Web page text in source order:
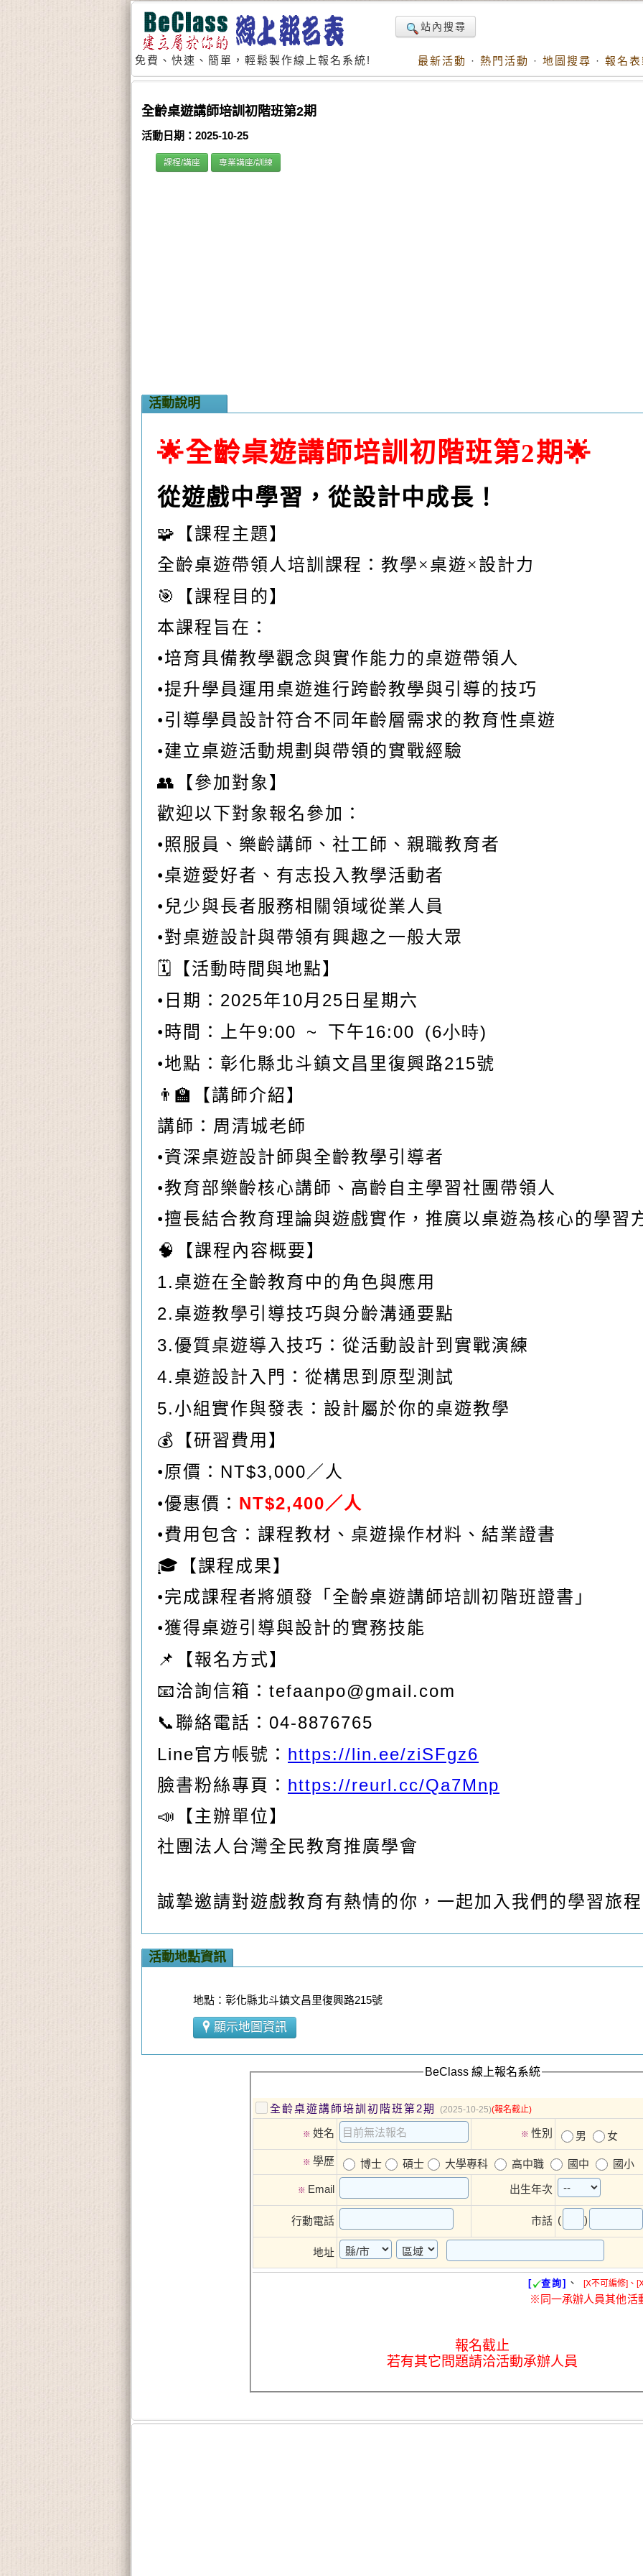
免費、快速、簡單，輕鬆製作線上報名系統!
站內搜尋
最新活動 · 熱門活動 · 地圖搜尋 · 報名
全齡桌遊講師培訓初階班第2期
活動日期：2025-10-25
課程/講座 專業講座/訓練
活動說明
🌟全齡桌遊講師培訓初階班第2期🌟
從遊戲中學習，從設計中成長！
🧩
【課程主題】
全齡桌遊帶領人培訓課程：教學×桌遊×設計力
🎯
【課程目的】
本課程旨在：
•培育具備教學觀念與實作能力的桌遊帶領人
•提升學員運用桌遊進行跨齡教學與引導的技巧
•引導學員設計符合不同年齡層需求的教育性桌遊
•建立桌遊活動規劃與帶領的實戰經驗
👥
【參加對象】
歡迎以下對象報名參加：
•照服員、樂齡講師、社工師、親職教育者
•桌遊愛好者、有志投入教學活動者
•兒少與長者服務相關領域從業人員
•對桌遊設計與帶領有興趣之一般大眾
🗓
【活動時間與地點】
•日期： 2025年10月 25 日星期六
•時間：上午9:00 ~ 下午16:00 (6小時)
•地點：彰化縣北斗鎮文昌里復興路215號
👨‍🏫
【講師介紹】
講師：周清城老師
•資深桌遊設計師與全齡教學引導者
•教育部樂齡核心講師、高齡自主學習社團帶領人
•擅長結合教育理論與遊戲實作，推廣以桌遊為核心的學習
🧠 【課程內容概要】
1.桌遊在全齡教育中的角色與應用
2.桌遊教學引導技巧與分齡溝通要點
3.優質桌遊導入技巧：從活動設計到實戰演練
4.桌遊設計入門：從構思到原型測試
5.小組實作與發表：設計屬於你的桌遊教學
💰
【研習費用】
•原價： NT$3,000／人
•優惠價： NT$2,400／人
•費用包含：課程教材、桌遊操作材料、結業證書
🎓
【課程成果】
•完成課程者將頒發「全齡桌遊講師培訓初階班證書」
•獲得桌遊引導與設計的實務技能
📌 【報名方式】
📧洽詢信箱： tefaanpo@gmail.com
📞 聯絡電話： 04-8876765
Line官方帳號： https://lin.ee/ziSFgz6
臉書粉絲專頁： https://reurl.cc/Qa7Mnp
📣
【主辦單位】
社團法人台灣全民教育推廣學會
誠摯邀請對遊戲教育有熱情的你，一起加入我們的學習旅
活動地點資訊
地點：彰化縣北斗鎮文昌里復興路215號
顯示地圖資訊
BeClass 線上報名系統
全齡桌遊講師培訓初階班第2期 (2025-10-25)(報名截止)
※ 姓名 ※ 性別 男 女
※ 學歷 博士 碩士 大學專科 高中職 國中 國小
※ Email 出生年次
行動電話 市話 ( )
地址
[ 查詢] 、 [X不可編修]、
※同一承辦人員其他活
報名截止
若有其它問題請洽活動承辦人員